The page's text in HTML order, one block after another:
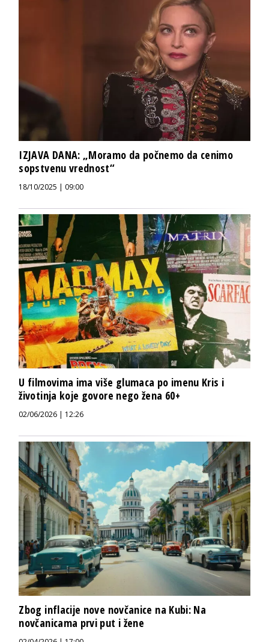
IZJAVA DANA: „Moramo da počnemo da cenimo
sopstvenu vrednost“
18/10/2025 | 09:00
U filmovima ima više glumaca po imenu Kris i
životinja koje govore nego žena 60+
02/06/2026 | 12:26
Zbog inflacije nove novčanice na Kubi: Na
novčanicama prvi put i žene